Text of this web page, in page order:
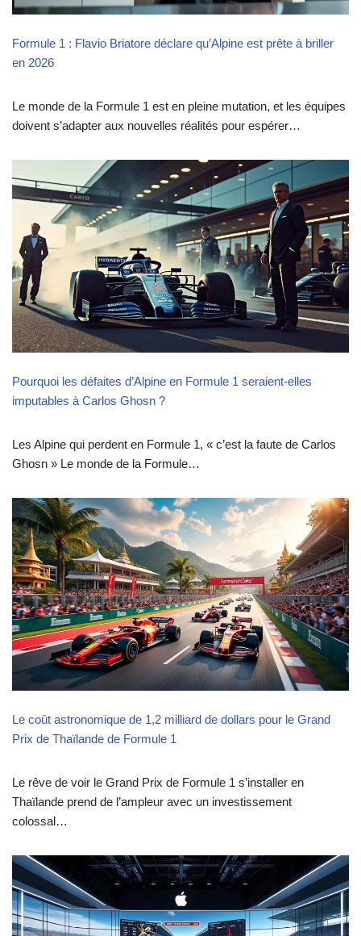
Formule 1 : Flavio Briatore déclare qu’Alpine est prête à briller
en 2026
Le monde de la Formule 1 est en pleine mutation, et les équipes
doivent s’adapter aux nouvelles réalités pour espérer…
Pourquoi les défaites d’Alpine en Formule 1 seraient-elles
imputables à Carlos Ghosn ?
Les Alpine qui perdent en Formule 1, « c’est la faute de Carlos
Ghosn » Le monde de la Formule…
Le coût astronomique de 1,2 milliard de dollars pour le Grand
Prix de Thaïlande de Formule 1
Le rêve de voir le Grand Prix de Formule 1 s’installer en
Thaïlande prend de l’ampleur avec un investissement
colossal…